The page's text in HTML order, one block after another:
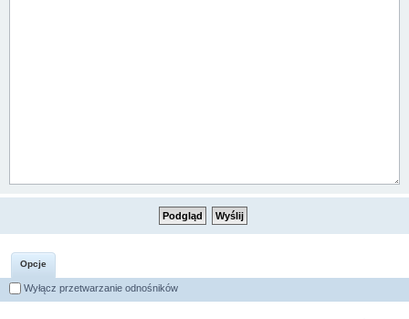
Opcje
Wyłącz przetwarzanie odnośników